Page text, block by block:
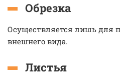
Обрезка
Осуществляется лишь для
внешнего вида.
Листья